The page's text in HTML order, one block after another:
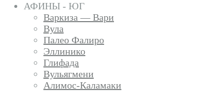
АФИНЫ - ЮГ
Варкиза — Вари
Вула
Палео Фалиро
Эллинико
Глифада
Вульягмени
Алимос-Каламаки